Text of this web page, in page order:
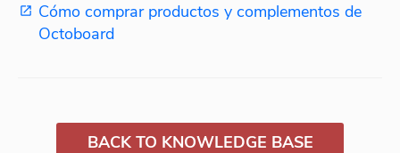
Cómo comprar productos y complementos de
Octoboard
BACK TO KNOWLEDGE BASE